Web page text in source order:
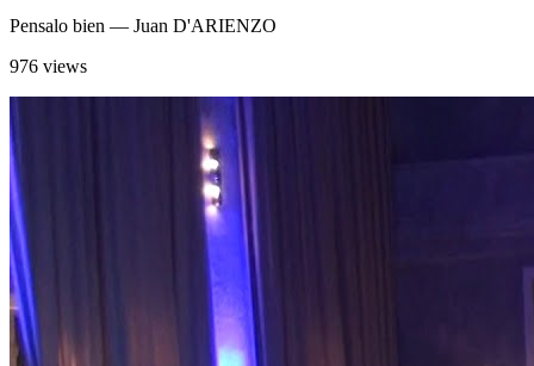
Pensalo bien — Juan D'ARIENZO
976 views